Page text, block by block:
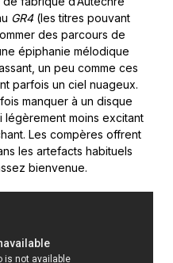
GR4(les titres pouvant
des parcours de
épiphanie mélodique
un peu comme ces
parfois un ciel nuageux.
manquer à un disque
moins excitant
Les compères offrent
les artefacts habituels
bienvenue.